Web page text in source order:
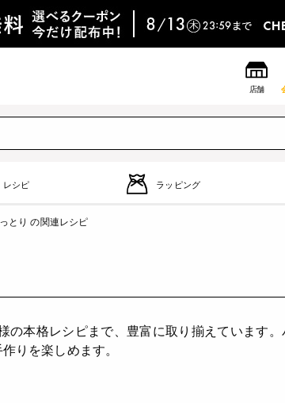
店舗
レシピ ラッピング
とり の関連レシピ
本格レシピまで、豊富に取り揃えています
りを楽しめます。